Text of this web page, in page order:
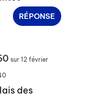
RÉPONSE
sur 12 février
des